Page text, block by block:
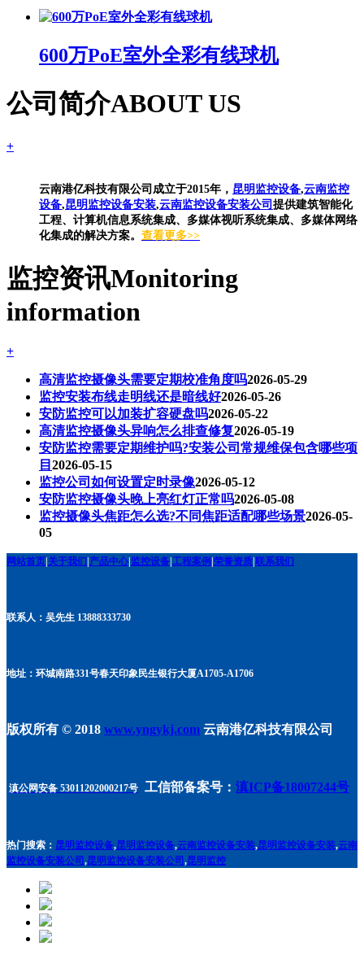
600万PoE室外全彩有线球机
公司简介ABOUT US
+
云南港亿科技有限公司成立于2015年， 昆明监控设备,云南监控
设备,昆明监控设备安装,云南监控设备安装公司 提供建筑智能化
工程、计算机信息系统集成、多媒体视听系统集成、多媒体网络
化集成的解决方案。 查看更多>>
监控资讯Monitoring
information
+
高清监控摄像头需要定期校准角度吗2026-05-29
监控安装布线走明线还是暗线好2026-05-26
安防监控可以加装扩容硬盘吗2026-05-22
高清监控摄像头异响怎么排查修复2026-05-19
安防监控需要定期维护吗?安装公司常规维保包含哪些项
目 2026-05-15
监控公司如何设置定时录像2026-05-12
安防监控摄像头晚上亮红灯正常吗2026-05-08
监控摄像头焦距怎么选?不同焦距适配哪些场景2026-05-
05
网站首页 关于我们 产品中心 监控设备 工程案例 荣誉资质 联系我们
联系人：吴先生 13888333730
地址：环城南路331号春天印象民生银行大厦A1705-A1706
版权所有 © 2018 www.yngykj.com 云南港亿科技有限公司
滇公网安备 53011202000217号 工信部备案号： 滇ICP备18007244号
热门搜索： 昆明监控设备,昆明监控设备,云南监控设备安装,昆明监控设备安装,云南
监控设备安装公司 ,昆明监控设备安装公司 ,昆明监控